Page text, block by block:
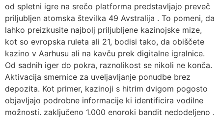
od spletni igre na srečo platforma predstavljajo preveč
priljubljen atomska številka 49 Avstralija . To pomeni, da
lahko preizkusite najbolj priljubljene kazinojske mize,
kot so evropska ruleta ali 21, bodisi tako, da obiščete
kazino v Aarhusu ali na kavču prek digitalne igralnice.
Od sadnih iger do pokra, raznolikost se nikoli ne konča.
Aktivacija smernice za uveljavljanje ponudbe brez
depozita. Kot primer, kazinoji s hitrim dvigom pogosto
objavljajo podrobne informacije ki identificira vodilne
možnosti. zaključeno 1.000 enoroki bandit nedodeljeno .